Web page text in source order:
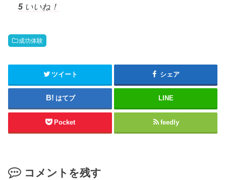
5 いいね！
成功体験
ツイート シェア
はてブ LINE
Pocket feedly
コメントを残す